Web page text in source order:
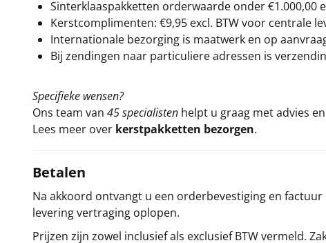
Sinterklaaspakketten orderwaarde onder €1.000,00
Kerstcomplimenten: €9,95 excl. BTW voor centrale
Internationale bezorging is maatwerk en op
Bij zendingen naar particuliere adressen is
Specifieke wensen?
Ons team van 45 specialisten helpt u graag met advies
Lees meer over kerstpakketten bezorgen.
Betalen
Na akkoord ontvangt u een orderbevestiging en
levering vertraging oplopen.
Prijzen zijn zowel inclusief als exclusief BTW vermeld.